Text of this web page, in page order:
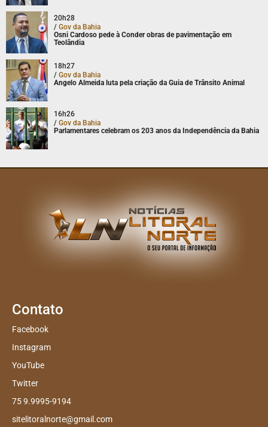
20h28
/ Gov da Bahia
Osni Cardoso pede à Conder obras de pavimentação em
Teolândia
18h27
/ Gov da Bahia
Angelo Almeida luta pela criação da Guia de Trânsito Animal
16h26
/ Gov da Bahia
Parlamentares celebram os 203 anos da Independência da Bahia
Contato
Facebook
Instagram
YouTube
Twitter
75 9.9995-9194
sitelitoralnorte@gmail.com